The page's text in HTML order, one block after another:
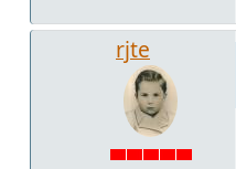
rjte